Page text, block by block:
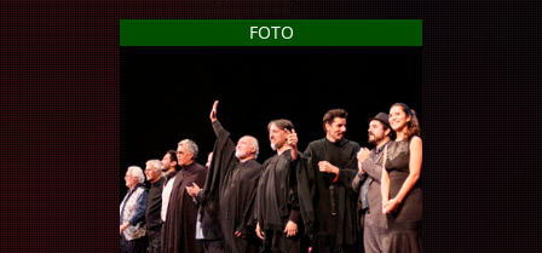
FOTO